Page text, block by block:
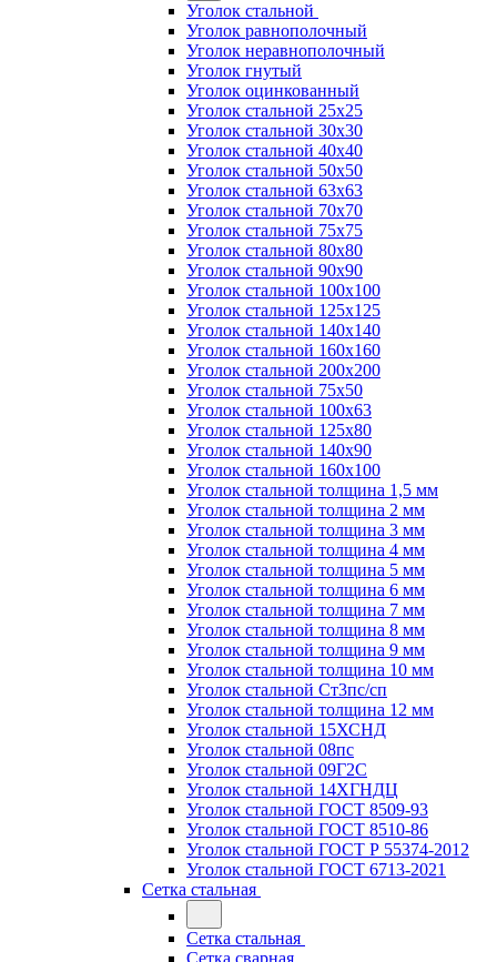
Уголок стальной
Уголок равнополочный
Уголок неравнополочный
Уголок гнутый
Уголок оцинкованный
Уголок стальной 25х25
Уголок стальной 30х30
Уголок стальной 40х40
Уголок стальной 50х50
Уголок стальной 63х63
Уголок стальной 70х70
Уголок стальной 75х75
Уголок стальной 80х80
Уголок стальной 90х90
Уголок стальной 100х100
Уголок стальной 125х125
Уголок стальной 140х140
Уголок стальной 160х160
Уголок стальной 200х200
Уголок стальной 75х50
Уголок стальной 100х63
Уголок стальной 125х80
Уголок стальной 140х90
Уголок стальной 160х100
Уголок стальной толщина 1,5 мм
Уголок стальной толщина 2 мм
Уголок стальной толщина 3 мм
Уголок стальной толщина 4 мм
Уголок стальной толщина 5 мм
Уголок стальной толщина 6 мм
Уголок стальной толщина 7 мм
Уголок стальной толщина 8 мм
Уголок стальной толщина 9 мм
Уголок стальной толщина 10 мм
Уголок стальной Ст3пс/сп
Уголок стальной толщина 12 мм
Уголок стальной 15ХСНД
Уголок стальной 08пс
Уголок стальной 09Г2С
Уголок стальной 14ХГНДЦ
Уголок стальной ГОСТ 8509-93
Уголок стальной ГОСТ 8510-86
Уголок стальной ГОСТ Р 55374-2012
Уголок стальной ГОСТ 6713-2021
Сетка стальная
Сетка стальная
Сетка сварная